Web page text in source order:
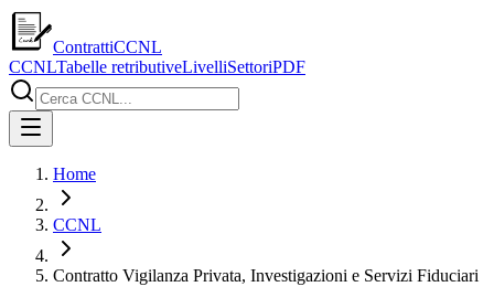
ContrattiCCNL
CCNLTabelle retributiveLivelliSettoriPDF
Home
CCNL
Contratto Vigilanza Privata, Investigazioni e Servizi Fiduciari